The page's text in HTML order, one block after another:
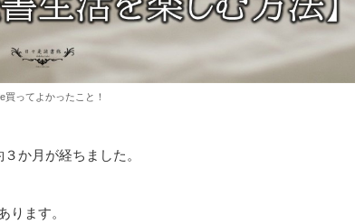
買ってよかったこと！
か月が経ちました。
ります。